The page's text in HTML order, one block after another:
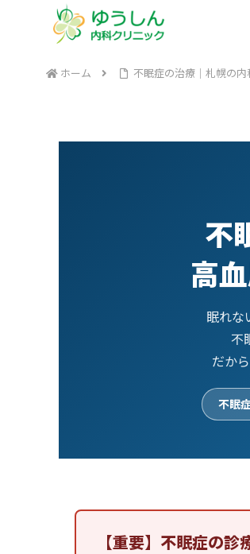
ホーム 不眠症の治療｜札幌の
不
高
眠れな
不
だか
不眠
【重要】不眠症の